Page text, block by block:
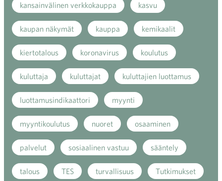
kansainvälinen verkkokauppa kasvu
kaupan näkymät kauppa kemikaalit
kiertotalous koronavirus koulutus
kuluttaja kuluttajat kuluttajien luottamus
luottamusindikaattori myynti
myyntikoulutus nuoret osaaminen
palvelut sosiaalinen vastuu sääntely
talous TES turvallisuus Tutkimukset